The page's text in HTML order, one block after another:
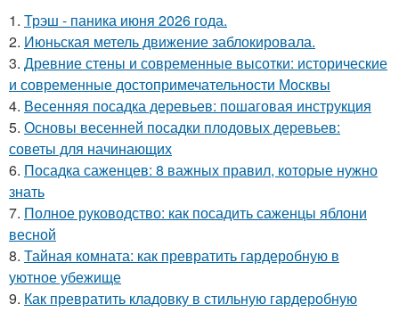
1. Трэш - паника июня 2026 года.
2. Июньская метель движение заблокировала.
3. Древние стены и современные высотки: исторические
и современные достопримечательности Москвы
4. Весенняя посадка деревьев: пошаговая инструкция
5. Основы весенней посадки плодовых деревьев:
советы для начинающих
6. Посадка саженцев: 8 важных правил, которые нужно
знать
7. Полное руководство: как посадить саженцы яблони
весной
8. Тайная комната: как превратить гардеробную в
уютное убежище
9. Как превратить кладовку в стильную гардеробную